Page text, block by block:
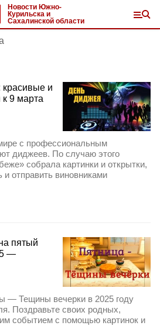
Новости Южно-
Курильска и
Сахалинской области
и
к 9 марта
с профессиональным
диджеев. По случаю этого
собрала картинки и открытки,
отправить виновниками
пятый
—
— Тещины вечерки в 2025 году
Поздравьте своих родных,
событием с помощью картинок и